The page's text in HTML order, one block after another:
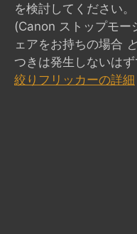
を検討してください。
(Canon ストップモー
ェアをお持ちの場合 と
つきは発生しないは
絞りフリッカーの詳細